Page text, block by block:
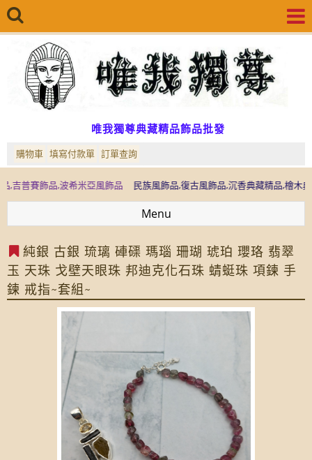
唯我獨尊典藏精品飾品批發
購物車 填寫付款單 訂單查詢
品,波希米亞風飾品 民族風飾品,復古風飾品,沉香典藏精品,檜木典藏精品,檜
Menu
純銀 古銀 琉璃 硨磲 瑪瑙 珊瑚 琥珀 瓔珞 翡翠
玉 天珠 戈壁天眼珠 邦迪克化石珠 蜻蜓珠 項鍊 手
鍊 戒指~套組~